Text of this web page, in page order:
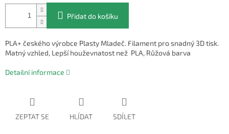
Přidat do košíku
PLA+ českého výrobce Plasty Mladeč. Filament pro snadný 3D tisk.
Matný vzhled, Lepší houževnatost než PLA, Růžová barva
Detailní informace
ZEPTAT SE HLÍDAT SDÍLET